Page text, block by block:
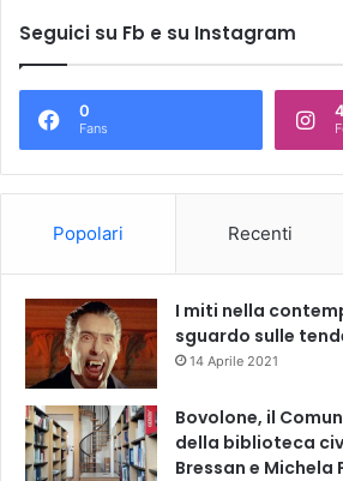
Seguici su Fb e su Instagram
0
Fans
Popolari Recenti
I miti nella
sguardo sulle
14 Aprile 2021
Bovolone, il
della biblioteca
Bressan e Michela